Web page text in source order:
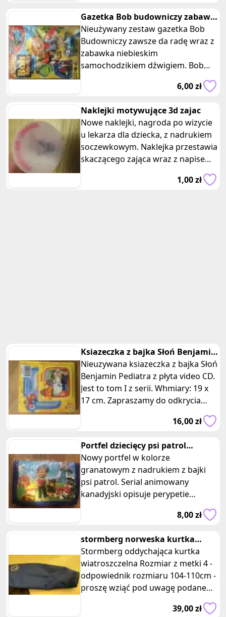
Gazetka Bob budowniczy zabawki
z samochodzikiem dźwigiem
Nieużywany zestaw gazetka Bob
Budowniczy zawsze da radę wraz z
zabawka niebieskim
samochodzikiem dźwigiem. Bob
6,00 zł
Naklejki motywujące 3d zajac
Nowe naklejki, nagroda po wizycie
u lekarza dla dziecka, z nadrukiem
soczewkowym. Naklejka przestawia
skaczącego zająca wraz z napisem
1,00 zł
Ksiazeczka z bajka Słoń Benjamin
Pediatra z płyta CD tom I
Nieuzywana ksiazeczka z bajka Słoń
Benjamin Pediatra z płyta video CD.
Jest to tom I z serii. Whmiary: 19 x
17 cm. Zapraszamy do odkrycia
16,00 zł
Portfel dziecięcy psi patrol
granatowy
Nowy portfel w kolorze
granatowym z nadrukiem z bajki
psi patrol. Serial animowany
kanadyjski opisuje perypetie
bohaterskich psiaków – owczarka
8,00 zł
stormberg norweska kurtka
dziecięca wiatroszczelna r. 104-11
Stormberg oddychająca kurtka
wiatroszczelna Rozmiar z metki 4 -
odpowiednik rozmiaru 104-110cm -
proszę wziąć pod uwagę podane
39,00 zł